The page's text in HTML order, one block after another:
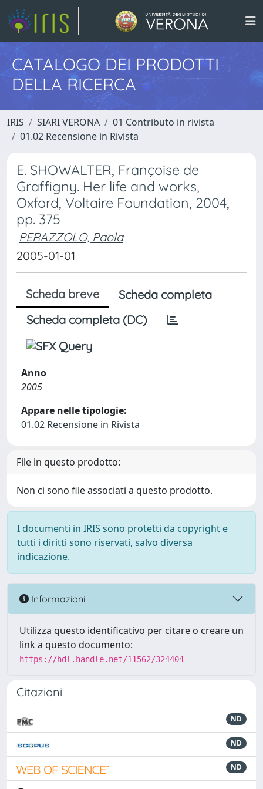
CATALOGO DEI PRODOTTI
DELLA RICERCA
IRIS SIARI VERONA
01 Contributo in rivista
01.02 Recensione in Rivista
E. SHOWALTER, Françoise de
Graffigny. Her life and works,
Oxford, Voltaire Foundation, 2004,
pp. 375
PERAZZOLO, Paola
2005-01-01
Scheda breve
Scheda completa
Scheda completa (DC)
Anno
2005
Appare nelle tipologie:
01.02 Recensione in Rivista
File in questo prodotto:
Non ci sono file associati a questo prodotto.
I documenti in IRIS sono protetti da copyright e
tutti i diritti sono riservati, salvo diversa
indicazione.
Informazioni
Utilizza questo identificativo per citare o creare un
link a questo documento:
https://hdl.handle.net/11562/324404
Citazioni
ND
ND
ND